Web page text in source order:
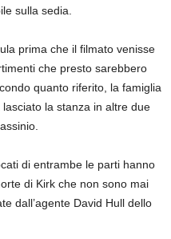
sulla sedia.
prima che il filmato venisse
che presto sarebbero
quanto riferito, la famiglia
la stanza in altre due
di entrambe le parti hanno
di Kirk che non sono mai
dall’agente David Hull dello